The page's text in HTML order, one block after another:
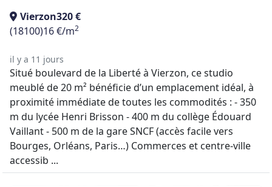
Vierzon320 €
(18100)16 €/m2
il y a 11 jours
Situé boulevard de la Liberté à Vierzon, ce studio
meublé de 20 m² bénéficie d’un emplacement idéal, à
proximité immédiate de toutes les commodités : - 350
m du lycée Henri Brisson - 400 m du collège Édouard
Vaillant - 500 m de la gare SNCF (accès facile vers
Bourges, Orléans, Paris…) Commerces et centre-ville
accessib ...